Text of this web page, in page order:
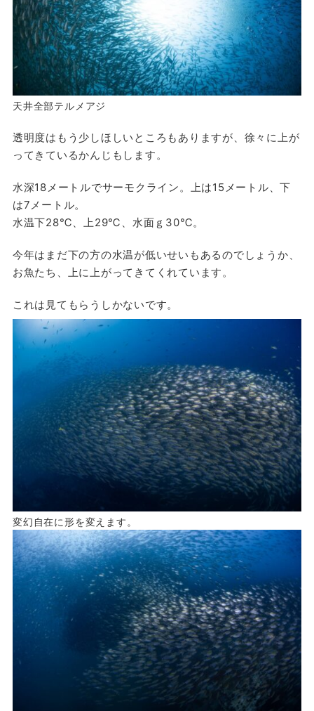
天井全部テルメアジ
透明度はもう少しほしいところもありますが、徐々に上が
ってきているかんじもします。
水深18メートルでサーモクライン。上は15メートル、下
は7メートル。
水温下28℃、上29℃、水面ｇ30℃。
今年はまだ下の方の水温が低いせいもあるのでしょうか、
お魚たち、上に上がってきてくれています。
これは見てもらうしかないです。
変幻自在に形を変えます。